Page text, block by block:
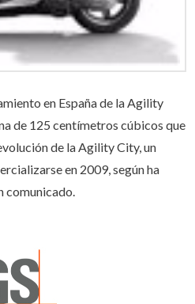
en España de la Agility
de 125 centímetros cúbicos que
de la Agility City, un
en 2009, según ha
comunicado.